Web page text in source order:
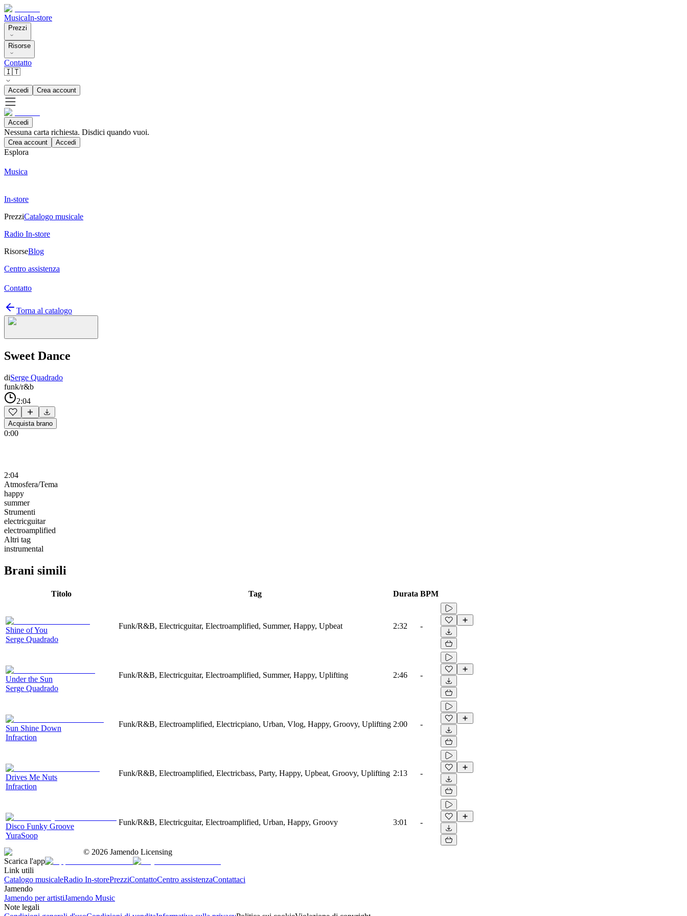
MusicaIn-store
Prezzi
Risorse
Contatto
🇮🇹
Accedi Crea account
Accedi
Nessuna carta richiesta. Disdici quando vuoi.
Crea account Accedi
Esplora
Musica
In-store
PrezziCatalogo musicale
Radio In-store
RisorseBlog
Centro assistenza
Contatto
Torna al catalogo
Sweet Dance
diSerge Quadrado
funk/r&b
2:04
Acquista brano
0:00
2:04
Atmosfera/Tema
happy
summer
Strumenti
electricguitar
electroamplified
Altri tag
instrumental
Brani simili
Titolo Tag Durata BPM
Shine of You
Serge Quadrado
Funk/R&B, Electricguitar, Electroamplified, Summer, Happy, Upbeat 2:32 -
Under the Sun
Serge Quadrado
Funk/R&B, Electricguitar, Electroamplified, Summer, Happy, Uplifting 2:46 -
Sun Shine Down
Infraction
Funk/R&B, Electroamplified, Electricpiano, Urban, Vlog, Happy, Groovy, Uplifting 2:00 -
Drives Me Nuts
Infraction
Funk/R&B, Electroamplified, Electricbass, Party, Happy, Upbeat, Groovy, Uplifting 2:13 -
Disco Funky Groove
YuraSoop
Funk/R&B, Electricguitar, Electroamplified, Urban, Happy, Groovy 3:01 -
© 2026 Jamendo Licensing
Scarica l'app
Link utili
Catalogo musicaleRadio In-storePrezziContattoCentro assistenzaContattaci
Jamendo
Jamendo per artistiJamendo Music
Note legali